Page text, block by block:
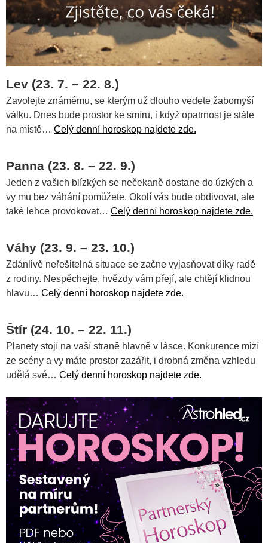
Lev (23. 7. – 22. 8.)
Zavolejte známému, se kterým už dlouho vedete žabomyší
válku. Dnes bude prostor ke smíru, i když opatrnost je stále
na místě… Celý denní horoskop najdete zde.
Panna (23. 8. – 22. 9.)
Jeden z vašich blízkých se nečekaně dostane do úzkých a
vy mu bez váhání pomůžete. Okolí vás bude obdivovat, ale
také lehce provokovat… Celý denní horoskop najdete zde.
Váhy (23. 9. – 23. 10.)
Zdánlivě neřešitelná situace se začne vyjasňovat díky radě
z rodiny. Nespěchejte, hvězdy vám přejí, ale chtějí klidnou
hlavu… Celý denní horoskop najdete zde.
Štír (24. 10. – 22. 11.)
Planety stojí na vaší straně hlavně v lásce. Konkurence mizí
ze scény a vy máte prostor zazářit, i drobná změna vzhledu
udělá své… Celý denní horoskop najdete zde.